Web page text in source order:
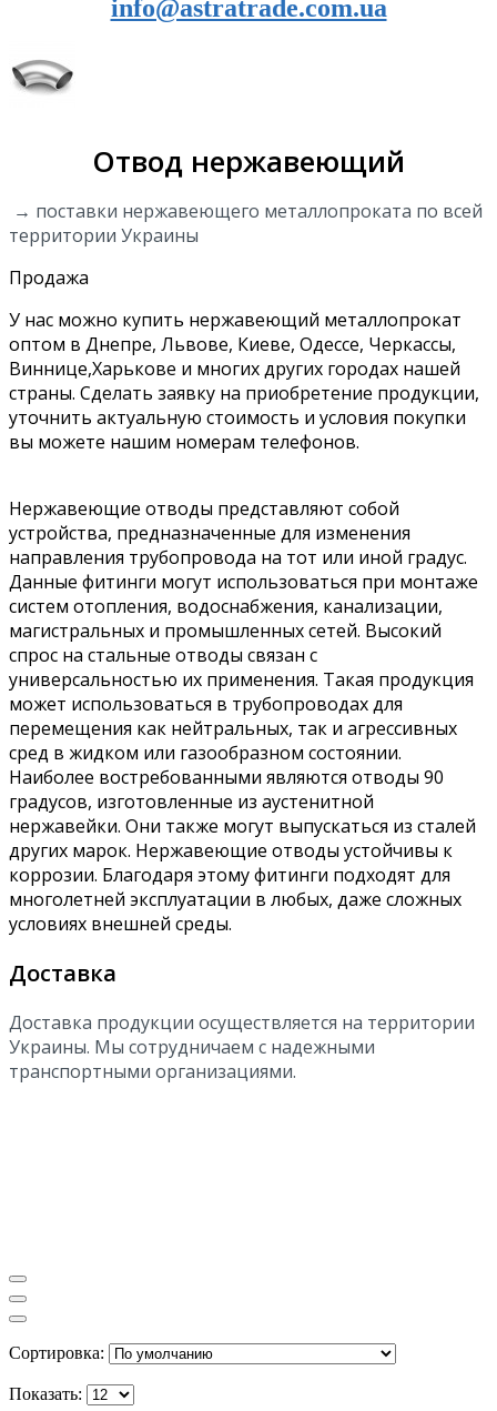
info@astratrade.com.ua
Отвод нержавеющий
→ поставки нержавеющего металлопроката по всей
территории Украины
Продажа
У нас можно купить нержавеющий металлопрокат
оптом в Днепре, Львове, Киеве, Одессе, Черкассы,
Виннице,Харькове и многих других городах нашей
страны. Сделать заявку на приобретение продукции,
уточнить актуальную стоимость и условия покупки
вы можете нашим номерам телефонов.
Нержавеющие отводы представляют собой
устройства, предназначенные для изменения
направления трубопровода на тот или иной градус.
Данные фитинги могут использоваться при монтаже
систем отопления, водоснабжения, канализации,
магистральных и промышленных сетей. Высокий
спрос на стальные отводы связан с
универсальностью их применения. Такая продукция
может использоваться в трубопроводах для
перемещения как нейтральных, так и агрессивных
сред в жидком или газообразном состоянии.
Наиболее востребованными являются отводы 90
градусов, изготовленные из аустенитной
нержавейки. Они также могут выпускаться из сталей
других марок. Нержавеющие отводы устойчивы к
коррозии. Благодаря этому фитинги подходят для
многолетней эксплуатации в любых, даже сложных
условиях внешней среды.
Доставка
Доставка продукции осуществляется на территории
Украины. Мы сотрудничаем с надежными
транспортными организациями.
Сортировка:
Показать: